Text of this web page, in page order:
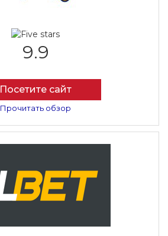
9.9
Посетите сайт
Прочитать обзор